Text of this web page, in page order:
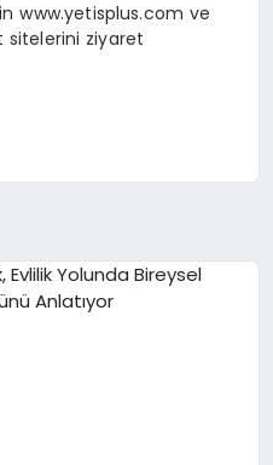
www.yetisplus.com ve
sitelerini ziyaret